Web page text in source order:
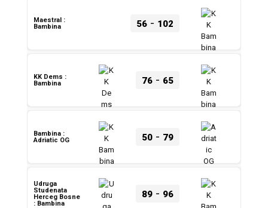
56- 102
Maestral :
Bambina
76- 65
KK Dems :
Bambina
50- 79
Bambina :
Adriatic OG
89- 96
Udruga
Studenata
Herceg Bosne
: Bambina